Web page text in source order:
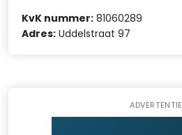
KvK nummer: 81060289
Adres: Uddelstraat 97
ADVERTENTIE